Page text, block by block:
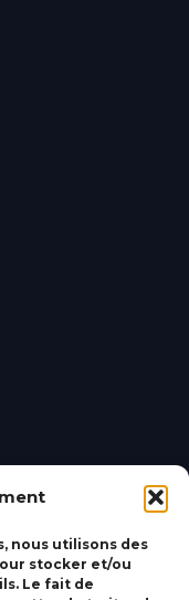
nous utilisons des
stocker et/ou
Le fait de